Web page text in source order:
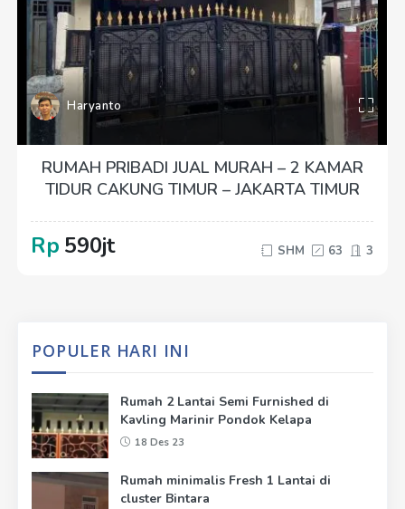
Haryanto
RUMAH PRIBADI JUAL MURAH – 2 KAMAR
TIDUR CAKUNG TIMUR – JAKARTA TIMUR
Rp 590jt SHM 63 3
POPULER HARI INI
Rumah 2 Lantai Semi Furnished di
Kavling Marinir Pondok Kelapa
18 Des 23
Rumah minimalis Fresh 1 Lantai di
cluster Bintara